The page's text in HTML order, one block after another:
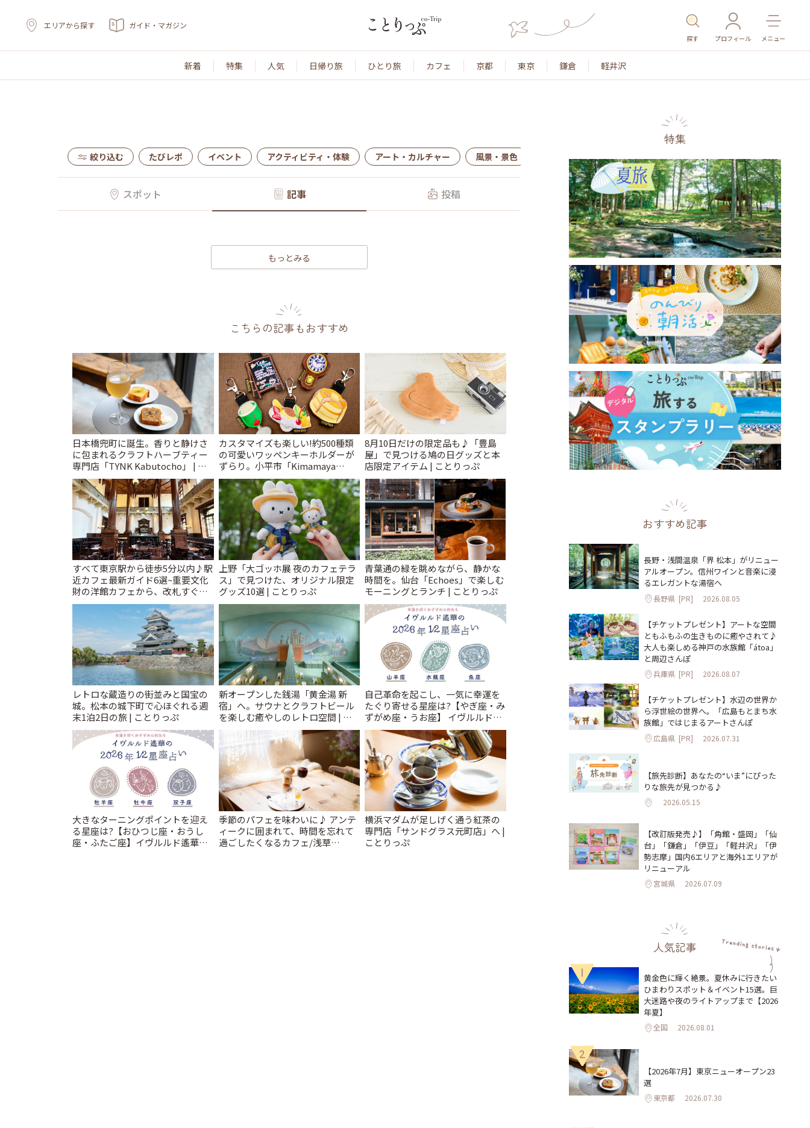
エリアから探す ガイド・マガジン
探す プロフィール メニュー
新着 特集 人気 日帰り旅 ひとり旅 カフェ 京都 東京 鎌倉 軽井沢
絞り込む たびレポ イベント アクティビティ・体験 アート・カルチャー 風景・景色 名所・旧跡 温泉・スパ その他施設 ごはん
スポット 記事 投稿
もっとみる
こちらの記事もおすすめ
日本橋兜町に誕生。香りと静けさ
に包まれるクラフトハーブティー
専門店「TYNK Kabutocho」 | こ
とりっぷ
カスタマイズも楽しい!約500種類
の可愛いワッペンキーホルダーが
ずらり。小平市「Kimamaya
T&K」 | ことりっぷ
8月10日だけの限定品も♪「豊島
屋」で見つける鳩の日グッズと本
店限定アイテム | ことりっぷ
すべて東京駅から徒歩5分以内♪駅
近カフェ最新ガイド6選~重要文化
財の洋館カフェから、改札すぐの
レトロ喫茶まで~ | ことりっぷ
上野「大ゴッホ展 夜のカフェテラ
ス」で見つけた、オリジナル限定
グッズ10選 | ことりっぷ
青葉通の緑を眺めながら、静かな
時間を。仙台「Echoes」で楽しむ
モーニングとランチ | ことりっぷ
レトロな蔵造りの街並みと国宝の
城。松本の城下町で心ほぐれる週
末1泊2日の旅 | ことりっぷ
新オープンした銭湯「黄金湯 新
宿」へ。サウナとクラフトビール
を楽しむ癒やしのレトロ空間 | こ
とりっぷ
自己革命を起こし、一気に幸運を
たぐり寄せる星座は?【やぎ座・み
ずがめ座・うお座】 イヴルルド遙
華2026年 夏の運勢~Summer~ | こ
とりっぷ
大きなターニングポイントを迎え
る星座は?【おひつじ座・おうし
座・ふたご座】イヴルルド遙華
季節のパフェを味わいに♪ アンテ
ィークに囲まれて、時間を忘れて
過ごしたくなるカフェ/浅草
横浜マダムが足しげく通う紅茶の
専門店「サンドグラス元町店」へ |
ことりっぷ
特集
おすすめ記事
長野・浅間温泉「界 松本」がリニュー
アルオープン。信州ワインと音楽に浸
るエレガントな湯宿へ
長野県 [PR] 2026.08.05
【チケットプレゼント】アートな空間
ともふもふの生きものに癒やされて♪
大人も楽しめる神戸の水族館「átoa」
と周辺さんぽ
兵庫県 [PR] 2026.08.07
【チケットプレゼント】水辺の世界か
ら浮世絵の世界へ。「広島もとまち水
族館」ではじまるアートさんぽ
広島県 [PR] 2026.07.31
【旅先診断】あなたの“いま”にぴった
りな旅先が見つかる♪
2026.05.15
【改訂版発売♪】「角館・盛岡」「仙
台」「鎌倉」「伊豆」「軽井沢」「伊
勢志摩」国内6エリアと海外1エリアが
リニューアル
宮城県 2026.07.09
人気記事
1
黄金色に輝く絶景。夏休みに行きたい
ひまわりスポット＆イベント15選。巨
大迷路や夜のライトアップまで【2026
年夏】
全国 2026.08.01
2
【2026年7月】東京ニューオープン23
選
東京都 2026.07.30